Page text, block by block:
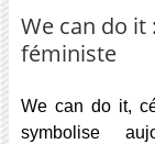
We can do it
féministe
We can do it,
symbolise